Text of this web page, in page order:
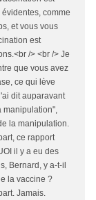
comme
et vous vous
est
/> <br /> Je
que vous avez
ce qui lève
dit auparavant
manipulation",
la manipulation.
ce rapport
il y a eu des
Bernard, y a-t-il
la vaccine ?
Jamais.